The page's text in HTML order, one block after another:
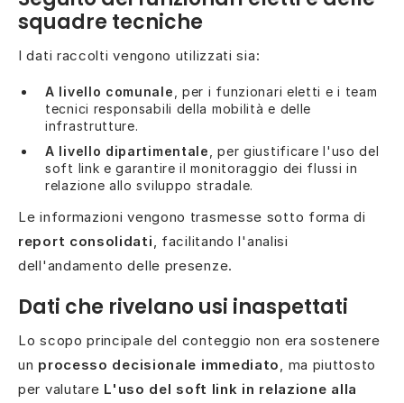
squadre tecniche
I dati raccolti vengono utilizzati sia:
A livello comunale , per i funzionari eletti e i team
tecnici responsabili della mobilità e delle
infrastrutture.
A livello dipartimentale
, per giustificare l'uso del
soft link e garantire il monitoraggio dei flussi in
relazione allo sviluppo stradale.
Le informazioni vengono trasmesse sotto forma di
report consolidati , facilitando l'analisi
dell'andamento delle presenze.
Dati che rivelano usi inaspettati
Lo scopo principale del conteggio non era sostenere
un processo decisionale immediato
, ma piuttosto
per valutare L'uso del soft link in relazione alla